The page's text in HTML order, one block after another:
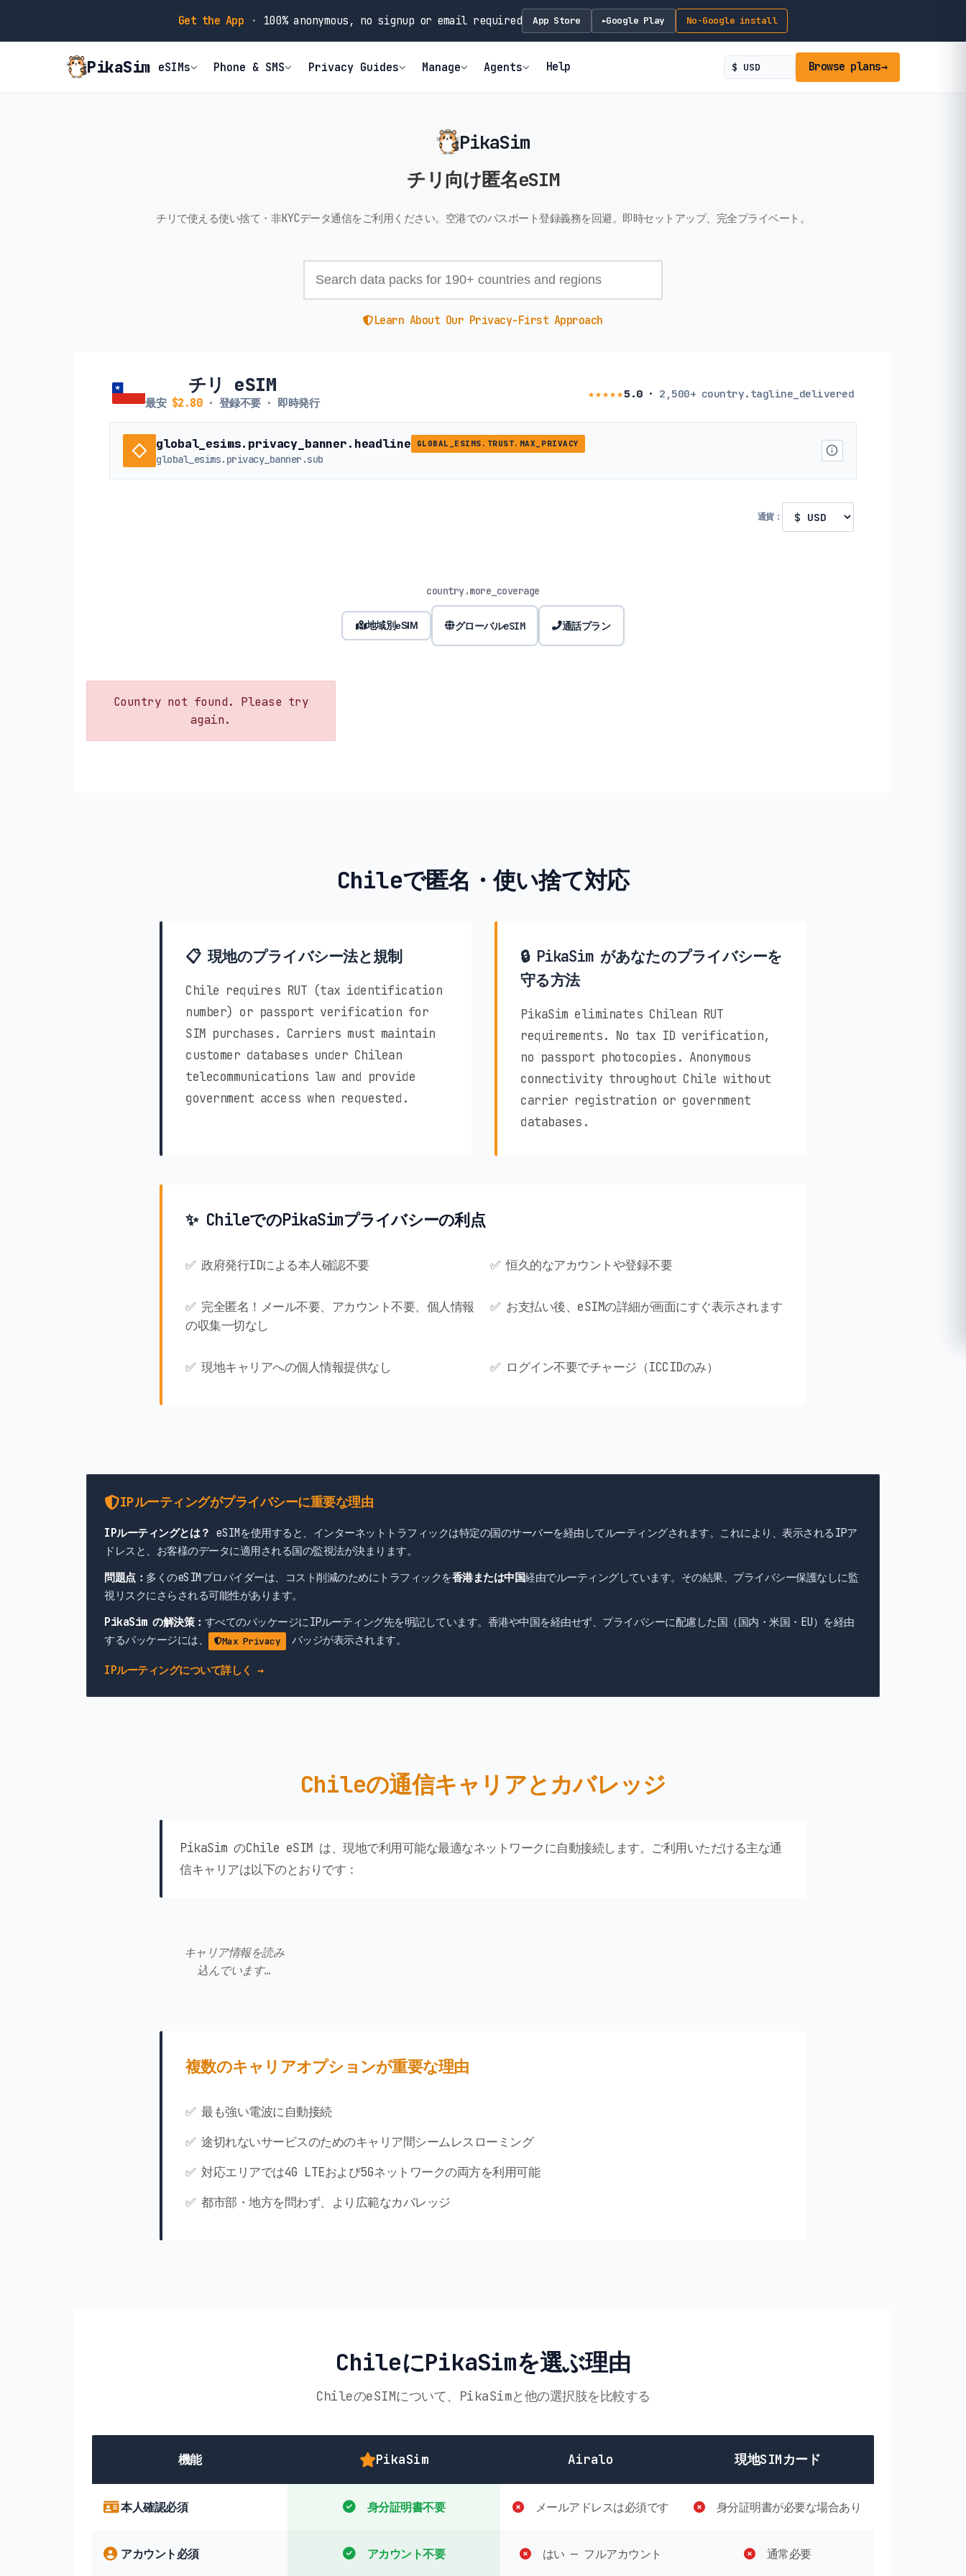
Get the App · 100% anonymous, no signup or email required App Store ►Google Play No-Google install
PikaSim eSIMs Phone & SMS Privacy Guides Manage Agents Help Browse plans→
PikaSim
チリ向け匿名eSIM
チリで使える使い捨て・非KYCデータ通信をご利用ください。空港でのパスポート登録義務を回避。即時セットアップ、完全プライベート。
Learn About Our Privacy-First Approach
チリ eSIM
最安 $2.80· 登録不要 · 即時発行
★★★★★5.0· 2,500+ country.tagline_delivered
global_esims.privacy_banner.headline GLOBAL_ESIMS.TRUST.MAX_PRIVACY
global_esims.privacy_banner.sub
通貨：
country.more_coverage
地域別eSIM グローバルeSIM 通話プラン
Country not found. Please try
again.
Chileで匿名・使い捨て対応
📋 現地のプライバシー法と規制
Chile requires RUT (tax identification
number) or passport verification for
SIM purchases. Carriers must maintain
customer databases under Chilean
telecommunications law and provide
government access when requested.
🔒 PikaSim があなたのプライバシーを
守る方法
PikaSim eliminates Chilean RUT
requirements. No tax ID verification,
no passport photocopies. Anonymous
connectivity throughout Chile without
carrier registration or government
databases.
✨ ChileでのPikaSimプライバシーの利点
✅ 政府発行IDによる本人確認不要 ✅ 恒久的なアカウントや登録不要
✅ 完全匿名！メール不要、アカウント不要、個人情報
の収集一切なし
✅ お支払い後、eSIMの詳細が画面にすぐ表示されます
✅ 現地キャリアへの個人情報提供なし ✅ ログイン不要でチャージ（ICCIDのみ）
IPルーティングがプライバシーに重要な理由
IPルーティングとは？ eSIMを使用すると、インターネットトラフィックは特定の国のサーバーを経由してルーティングされます。これにより、表示されるIPア
ドレスと、お客様のデータに適用される国の監視法が決まります。
問題点： 多くのeSIMプロバイダーは、コスト削減のためにトラフィックを香港または中国経由でルーティングしています。その結果、プライバシー保護なしに監
視リスクにさらされる可能性があります。
PikaSim の解決策： すべてのパッケージにIPルーティング先を明記しています。香港や中国を経由せず、プライバシーに配慮した国（国内・米国・EU）を経由
するパッケージには、
Max Privacy
バッジが表示されます。
IPルーティングについて詳しく →
Chileの通信キャリアとカバレッジ
PikaSim のChile eSIM は、現地で利用可能な最適なネットワークに自動接続します。ご利用いただける主な通
信キャリアは以下のとおりです：
キャリア情報を読み
込んでいます…
複数のキャリアオプションが重要な理由
✅ 最も強い電波に自動接続
✅ 途切れないサービスのためのキャリア間シームレスローミング
✅ 対応エリアでは4G LTEおよび5Gネットワークの両方を利用可能
✅ 都市部・地方を問わず、より広範なカバレッジ
ChileにPikaSimを選ぶ理由
ChileのeSIMについて、PikaSimと他の選択肢を比較する
機能 PikaSim Airalo 現地SIMカード
本人確認必須 身分証明書不要 メールアドレスは必須です 身分証明書が必要な場合あり
アカウント必須 アカウント不要 はい — フルアカウント 通常必要